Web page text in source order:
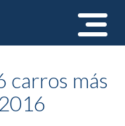
Toggle
carros más